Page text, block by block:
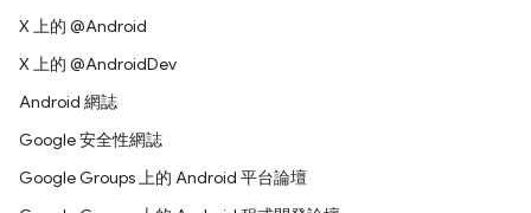
X 上的 @Android
X 上的 @AndroidDev
Android 網誌
Google 安全性網誌
Google Groups 上的 Android 平台論壇